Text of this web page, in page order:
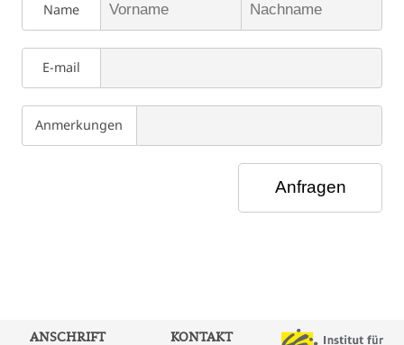
Name
E-mail
Anmerkungen
ANSCHRIFT KONTAKT